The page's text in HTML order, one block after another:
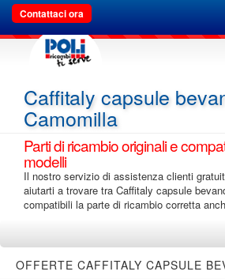
Contattaci ora
Caffitaly capsule bevande
Camomilla
Parti di ricambio originali e
modelli
Il nostro servizio di assistenza clienti
aiutarti a trovare tra Caffitaly capsule
compatibili la parte di ricambio corretta
OFFERTE CAFFITALY CAPSULE